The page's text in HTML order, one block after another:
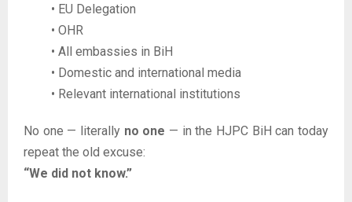
• EU Delegation
• OHR
• All embassies in BiH
• Domestic and international media
• Relevant international institutions
No one — literally no one — in the HJPC BiH can today
repeat the old excuse:
“We did not know.”